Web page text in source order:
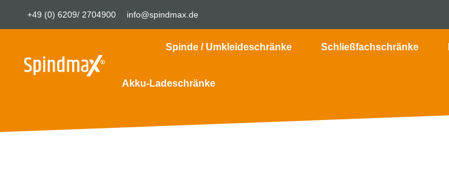
+49 (0) 6209/ 2704900 info@spindmax.de
Spinde / Umkleideschränke Schließfachschränke
Akku-Ladeschränke